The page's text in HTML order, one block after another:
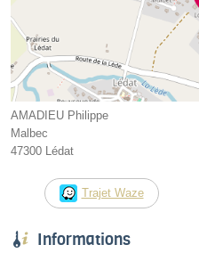
AMADIEU Philippe
Malbec
47300 Lédat
Trajet Waze
Informations